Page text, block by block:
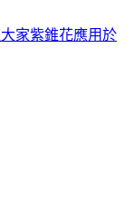
家紫錐花應用於